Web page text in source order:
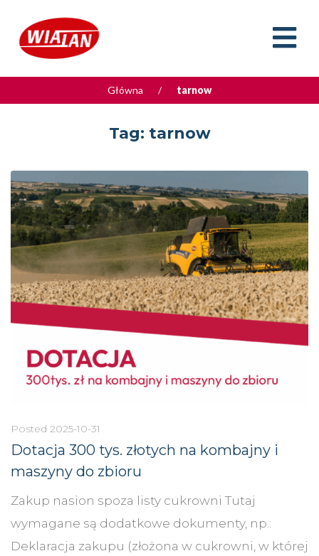
Główna / tarnow
Tag: tarnow
Posted 2025-10-31
Dotacja 300 tys. złotych na kombajny i
maszyny do zbioru
Zakup nasion spoza listy cukrowni Tutaj
wymagane są dodatkowe dokumenty, np.:
Deklaracja zakupu (złożona w cukrowni, w której